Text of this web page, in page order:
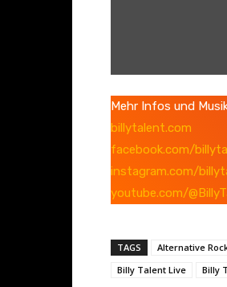
d
:
B
i
l
T
Mehr Infos und
billytalent.com
facebook.com/
instagram.com/
youtube.com/
TAGS Alternative
Billy Talent Live
Billy